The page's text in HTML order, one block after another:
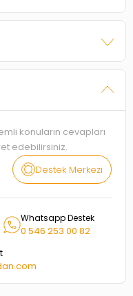
konuların cevapları
edebilirsiniz.
Destek Merkezi
Whatsapp Destek
0 546 253 00 82